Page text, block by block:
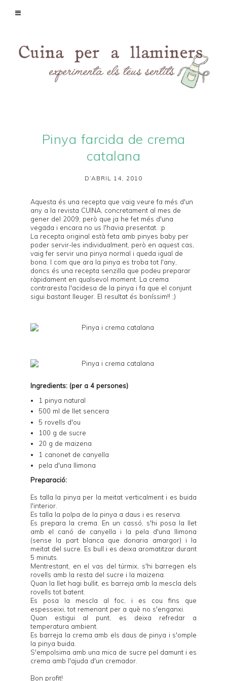
Pinya farcida de crema
catalana
D’ABRIL 14, 2010
Aquesta és una recepta que vaig veure fa més d'un
any a la revista CUINA , concretament al mes de
gener del 2009 , però que ja he fet més d'una
vegada i encara no us l'havia presentat. :p
La recepta original està feta amb pinyes baby per
poder servir-les individualment, però en aquest cas,
vaig fer servir una pinya normal i queda igual de
bona. I com que ara la pinya es troba tot l'any,
doncs és una recepta senzilla que podeu preparar
ràpidament en qualsevol moment. La crema
contraresta l'acidesa de la pinya i fa que el conjunt
sigui bastant lleuger. El resultat és boníssim!! ;)
Ingredients: (per a 4 persones)
1 pinya natural
500 ml de llet sencera
5 rovells d'ou
100 g de sucre
20 g de maizena
1 canonet de canyella
pela d'una llimona
Preparació:
Es talla la pinya per la meitat verticalment i es buida
l'interior.
Es talla la polpa de la pinya a daus i es reserva.
Es prepara la crema. En un cassó, s'hi posa la llet
amb el canó de canyella i la pela d'una llimona
(sense la part blanca que donaria amargor) i la
meitat del sucre. Es bull i es deixa aromatitzar durant
5 minuts.
Mentrestant, en el vas del túrmix, s'hi barregen els
rovells amb la resta del sucre i la maizena.
Quan la llet hagi bullit, es barreja amb la mescla dels
rovells tot batent.
Es posa la mescla al foc, i es cou fins que
espesseixi, tot remenant per a què no s'enganxi.
Quan estigui al punt, es deixa refredar a
temperatura ambient.
Es barreja la crema amb els daus de pinya i s'omple
la pinya buida.
S'empolsima amb una mica de sucre pel damunt i es
crema amb l'ajuda d'un cremador.
Bon profit!